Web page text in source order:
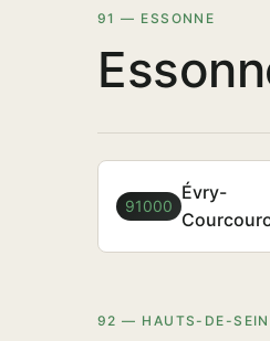
91 — ESSONNE
91000
Évry-
92 — HAUTS-DE-